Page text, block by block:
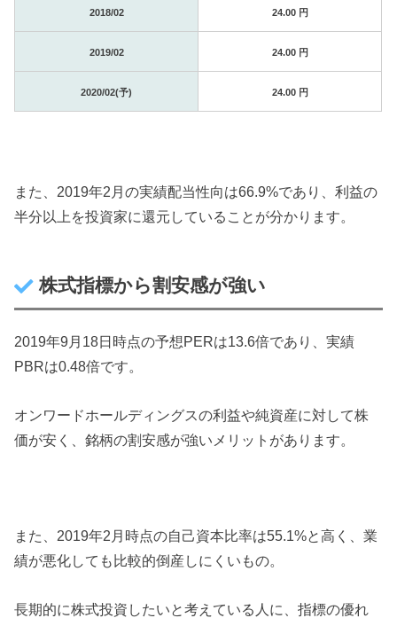
2018/02 24.00 円
2019/02 24.00 円
2020/02(予) 24.00 円
また、2019年2月の実績配当性向は66.9%であり、利益の
半分以上を投資家に還元していることが分かります。
株式指標から割安感が強い
2019年9月18日時点の予想PERは13.6倍であり、実績
PBRは0.48倍です。
オンワードホールディングスの利益や純資産に対して株
価が安く、銘柄の割安感が強いメリットがあります。
また、2019年2月時点の自己資本比率は55.1%と高く、業
績が悪化しても比較的倒産しにくいもの。
長期的に株式投資したいと考えている人に、指標の優れ